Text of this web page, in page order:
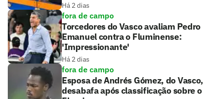
Há 2 dias
fora de campo
Torcedores do Vasco avaliam Pedro
Emanuel contra o Fluminense:
'Impressionante'
Há 2 dias
fora de campo
Esposa de Andrés Gómez, do Vasco,
desabafa após classificação sobre o